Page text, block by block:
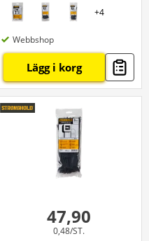
+4
Webbshop
Lägg i korg
47,90
0,48/ST.